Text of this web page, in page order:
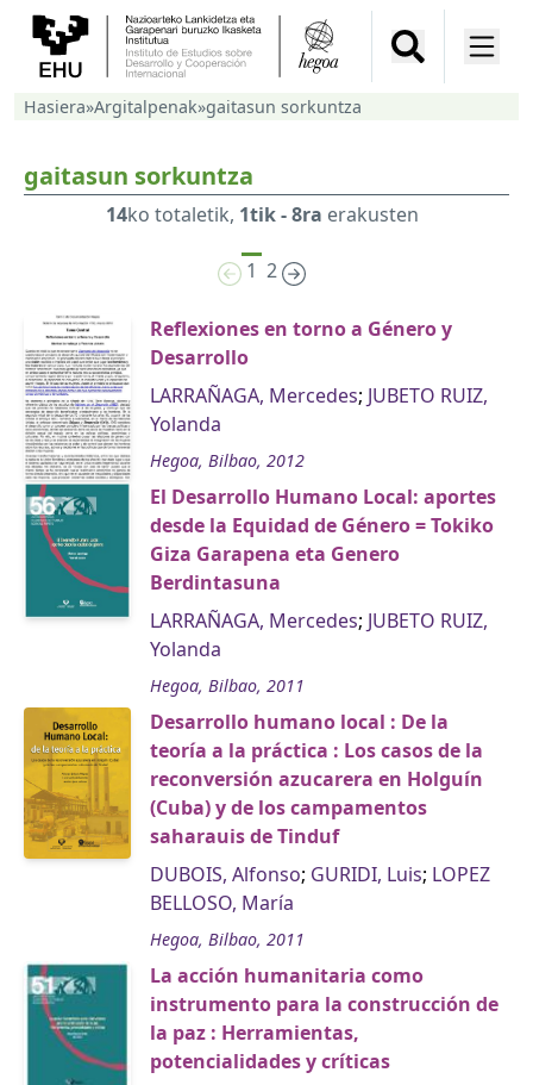
Hasiera»Argitalpenak»gaitasun sorkuntza
gaitasun sorkuntza
14ko totaletik, 1tik - 8ra erakusten
1 2
Reflexiones en torno a Género y
Desarrollo
LARRAÑAGA, Mercedes; JUBETO RUIZ,
Yolanda
Hegoa, Bilbao, 2012
El Desarrollo Humano Local: aportes
desde la Equidad de Género = Tokiko
Giza Garapena eta Genero
Berdintasuna
LARRAÑAGA, Mercedes; JUBETO RUIZ,
Yolanda
Hegoa, Bilbao, 2011
Desarrollo humano local : De la
teoría a la práctica : Los casos de la
reconversión azucarera en Holguín
(Cuba) y de los campamentos
saharauis de Tinduf
DUBOIS, Alfonso; GURIDI, Luis; LOPEZ
BELLOSO, María
Hegoa, Bilbao, 2011
La acción humanitaria como
instrumento para la construcción de
la paz : Herramientas,
potencialidades y críticas